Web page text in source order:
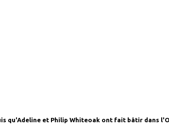
qu'Adeline et Philip Whiteoak ont fait bâtir dans